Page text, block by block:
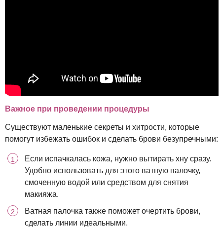
Важное при проведении процедуры
Существуют маленькие секреты и хитрости, которые
помогут избежать ошибок и сделать брови безупречными:
Если испачкалась кожа, нужно вытирать хну сразу.
Удобно использовать для этого ватную палочку,
смоченную водой или средством для снятия
макияжа.
Ватная палочка также поможет очертить брови,
сделать линии идеальными.